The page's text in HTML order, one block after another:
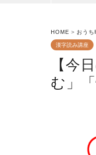
HOME > おうち
漢字読み講座
【今
む」